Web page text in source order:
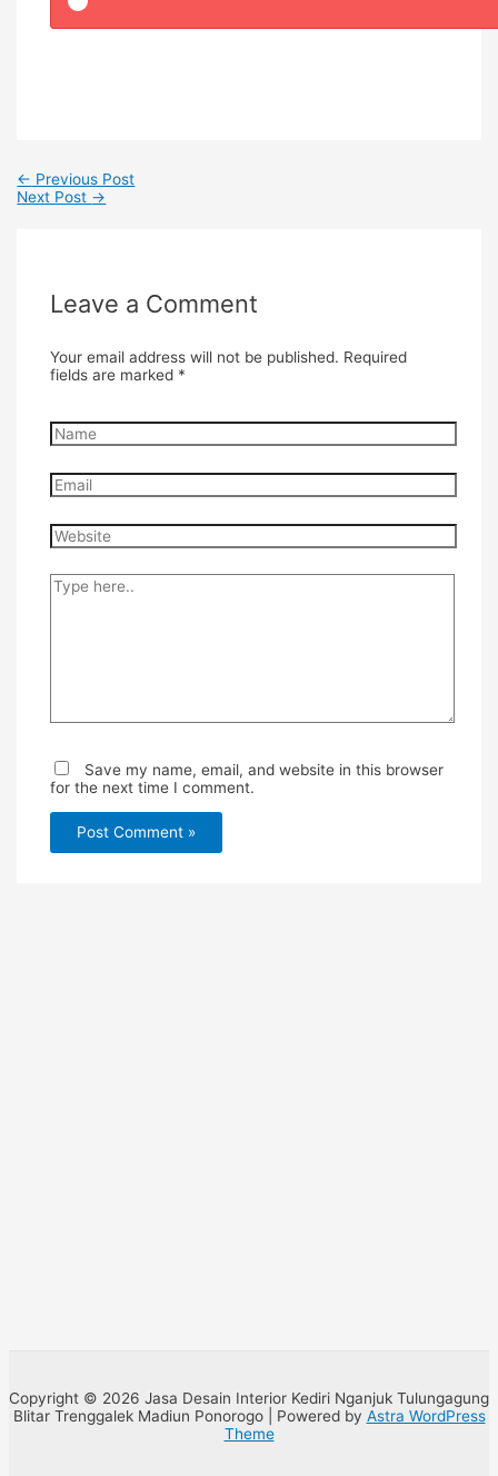
← Previous Post
Next Post →
Leave a Comment
Your email address will not be published. Required
fields are marked *
Name
Email
Website
Type
here..
Save my name, email, and website in this browser
for the next time I comment.
Copyright © 2026 Jasa Desain Interior Kediri Nganjuk Tulungagung
Blitar Trenggalek Madiun Ponorogo | Powered by Astra WordPress
Theme